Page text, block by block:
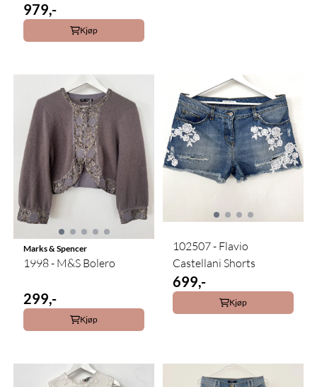
979,-
Kjøp
Marks & Spencer
1998 - M&S Bolero
299,-
Kjøp
102507 - Flavio
Castellani Shorts
699,-
Kjøp